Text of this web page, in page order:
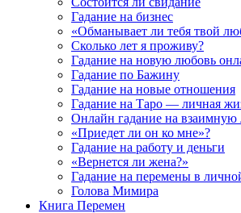
Гадание на бизнес
«Обманывает ли тебя твой
Сколько лет я проживу?
Гадание на новую любовь
Гадание по Бажину
Гадание на новые отношения
Гадание на Таро — личная
Онлайн гадание на взаимную
«Приедет ли он ко мне»?
Гадание на работу и деньги
«Вернется ли жена?»
Гадание на перемены в
Голова Мимира
Книга Перемен